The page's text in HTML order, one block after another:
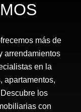
más de
arrendamientos
en la
apartamentos,
los
con